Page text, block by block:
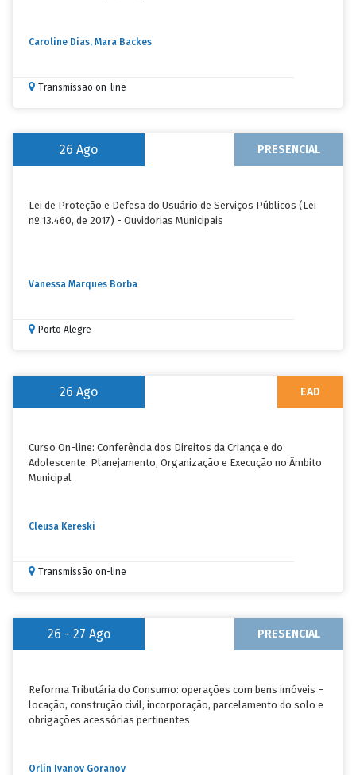
Caroline Dias, Mara Backes
Transmissão on-line
26Ago PRESENCIAL
Lei de Proteção e Defesa do Usuário de Serviços Públicos (Lei
nº 13.460, de 2017) - Ouvidorias Municipais
Vanessa Marques Borba
Porto Alegre
26Ago EAD
Curso On-line: Conferência dos Direitos da Criança e do
Adolescente: Planejamento, Organização e Execução no Âmbito
Municipal
Cleusa Kereski
Transmissão on-line
26 - 27 Ago PRESENCIAL
Reforma Tributária do Consumo: operações com bens imóveis –
locação, construção civil, incorporação, parcelamento do solo e
obrigações acessórias pertinentes
Orlin Ivanov Goranov